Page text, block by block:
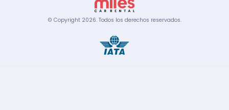
© Copyright 2026. Todos los derechos reservados.